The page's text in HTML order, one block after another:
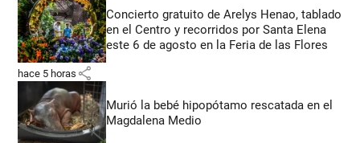
Concierto gratuito de Arelys Henao, tablado
en el Centro y recorridos por Santa Elena
este 6 de agosto en la Feria de las Flores
hace 5 horas share
Murió la bebé hipopótamo rescatada en el
Magdalena Medio